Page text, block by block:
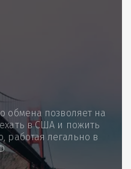
обмена позволяет на
в США и пожить
работая легально в